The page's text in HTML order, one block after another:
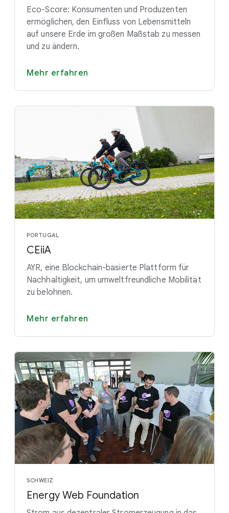
Eco-Score: Konsumenten und Produzenten
ermöglichen, den Einfluss von Lebensmitteln
auf unsere Erde im großen Maßstab zu messen
und zu ändern.
Mehr erfahren
PORTUGAL
CEiiA
AYR, eine Blockchain-basierte Plattform für
Nachhaltigkeit, um umweltfreundliche Mobilität
zu belohnen.
Mehr erfahren
SCHWEIZ
Energy Web Foundation